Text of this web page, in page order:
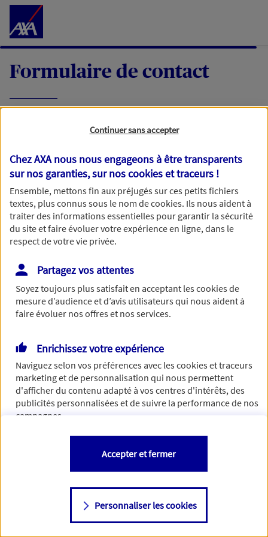
Accéder au Contenu
Formulaire de contact
demande, nous vous répondrons dans les
meilleurs délais par mail ou par téléphone.
Votre message :
Vous disposez de droits sur les informations vous concernant. Pour
plus d’informations,cliquez ici.
Continuer sans accepter
Chez AXA nous nous engageons à être transparents
sur nos garanties, sur noscookies et traceurs !
Ensemble, mettons fin aux préjugés sur ces petits fichiers
textes, plus connus sous le nom decookies. Ils nous aident à
traiter des informations essentielles pour garantir la sécurité
du site et faire évoluer votre expérience en ligne, dans le
respect de votre vie privée.
Partagez vos attentes
Soyez toujours plus satisfait en acceptant lescookiesde
mesure d’audience et d’avis utilisateurs qui nous aident à
faire évoluer nos offres et nos services.
Enrichissez votre expérience
Naviguez selon vos préférences avec lescookies et traceurs
marketing et de personnalisation qui nous permettent
d'afficher du contenu adapté à vos centres d'intérêts, des
publicités personnalisées et de suivre la performance de nos
campagnes.
Vous êtes libre de les accepter, de les refuser comme de
changer d'avis à tout moment en allant sur
Consulter notre politique decookies
Personnaliser les cookies
Accepter et fermer